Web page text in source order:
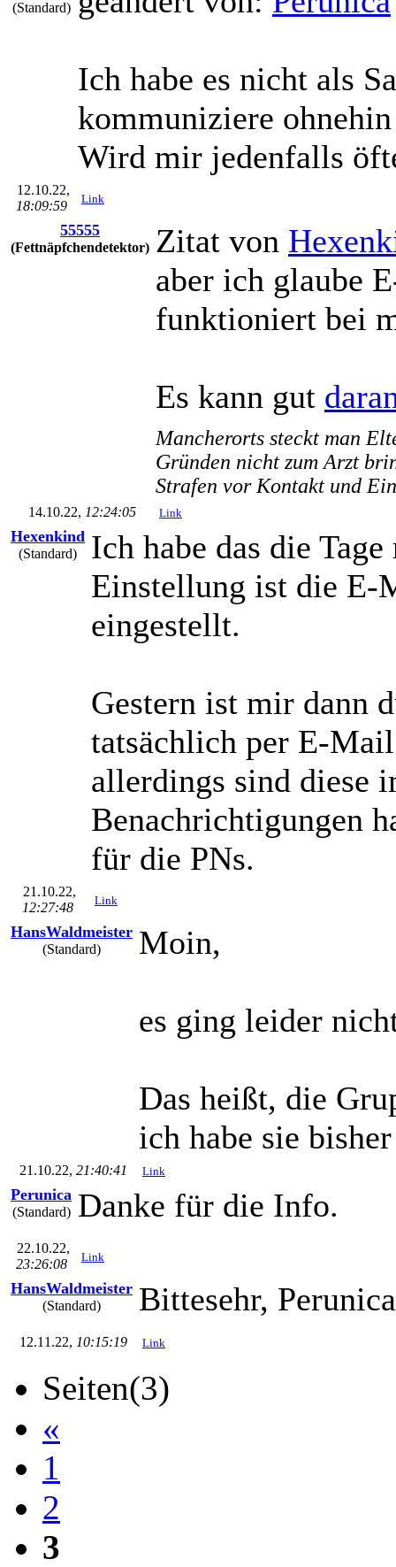
(Standard)
Ich habe es nicht als
kommuniziere
Wird mir jedenfalls
12.10.22,
18:09:59
Link
55555
(Fettnäpfchendetektor) Zitat von
aber ich glaube
funktioniert bei
Es kann gut
Mancherorts steckt man
Gründen nicht zum Arzt
Strafen vor Kontakt und
14.10.22, 12:24:05 Link
Hexenkind
(Standard)
Ich habe das die
Einstellung ist die E-
eingestellt.
Gestern ist mir dann
tatsächlich per E-
allerdings sind diese
Benachrichtigungen
für die PNs.
21.10.22,
12:27:48
Link
HansWaldmeister
(Standard) Moin,
es ging leider
Das heißt, die
ich habe sie
21.10.22, 21:40:41 Link
Perunica
(Standard) Danke für die Info.
22.10.22,
23:26:08
Link
HansWaldmeister
(Standard) Bittesehr,
12.11.22, 10:15:19 Link
Seiten(3)
«
1
2
3